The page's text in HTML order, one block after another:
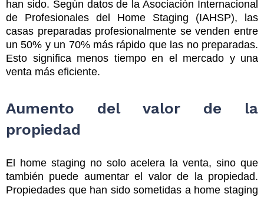
han sido. Según datos de la Asociación Internacional
de Profesionales del Home Staging (IAHSP), las
casas preparadas profesionalmente se venden entre
un 50% y un 70% más rápido que las no preparadas.
Esto significa menos tiempo en el mercado y una
venta más eficiente.
Aumento del valor de la
propiedad
El home staging no solo acelera la venta, sino que
también puede aumentar el valor de la propiedad.
Propiedades que han sido sometidas a home staging